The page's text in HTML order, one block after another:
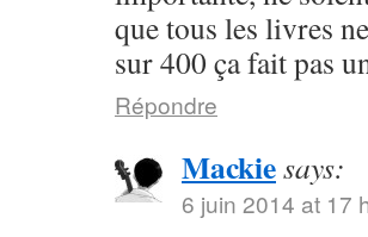
que tous les livres
sur 400 ça fait pas
Répondre
Mackiesays:
6 juin 2014 at 17